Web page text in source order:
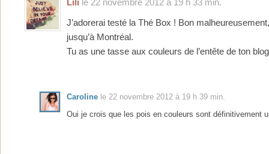
Lili le 22 novembre 2012 à 19 h 33 min.
J’adorerai testé la Thé Box ! Bon
jusqu’à Montréal.
Tu as une tasse aux couleurs de l’entête de ton
Caroline le 22 novembre 2012 à 19 h 39 min.
Oui je crois que les pois en couleurs sont définitivement